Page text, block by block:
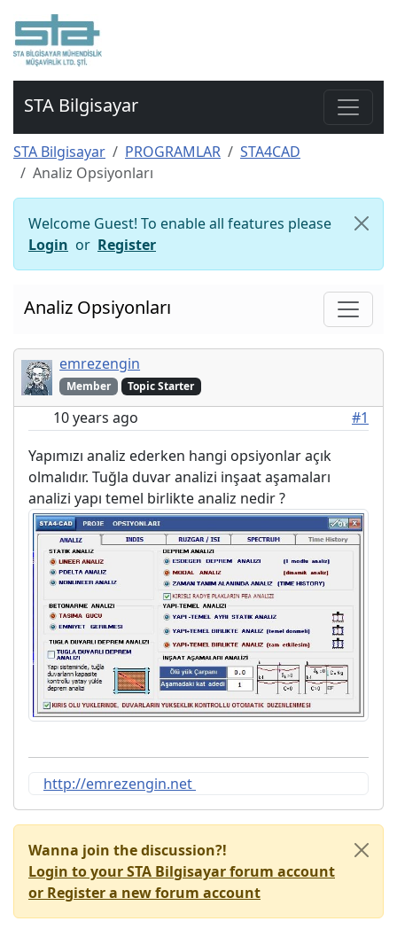
STA Bilgisayar
STA Bilgisayar PROGRAMLAR
STA4CAD
Analiz Opsiyonları
Welcome Guest! To enable all features please
Login or Register
Analiz Opsiyonları
emrezengin
Member Topic Starter
10 years ago
#1
Yapımızı analiz ederken hangi opsiyonlar açık
olmalıdır. Tuğla duvar analizi inşaat aşamaları
analizi yapı temel birlikte analiz nedir ?
http://emrezengin.net
Wanna join the discussion?!
Login to your STA Bilgisayar forum account
or Register a new forum account